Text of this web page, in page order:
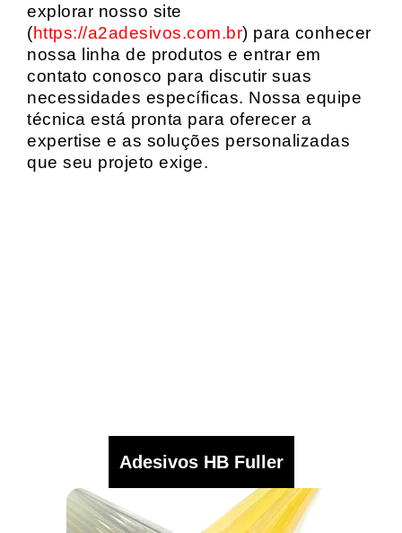
explorar nosso site
(https://a2adesivos.com.br) para conhecer
nossa linha de produtos e entrar em
contato conosco para discutir suas
necessidades específicas. Nossa equipe
técnica está pronta para oferecer a
expertise e as soluções personalizadas
que seu projeto exige.
Adesivos HB Fuller